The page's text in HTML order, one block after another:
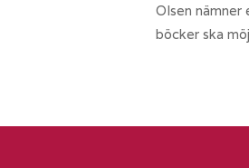
Olsen nämner
böcker ska